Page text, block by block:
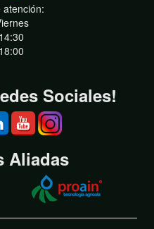
atención:
Sociales!
Aliadas